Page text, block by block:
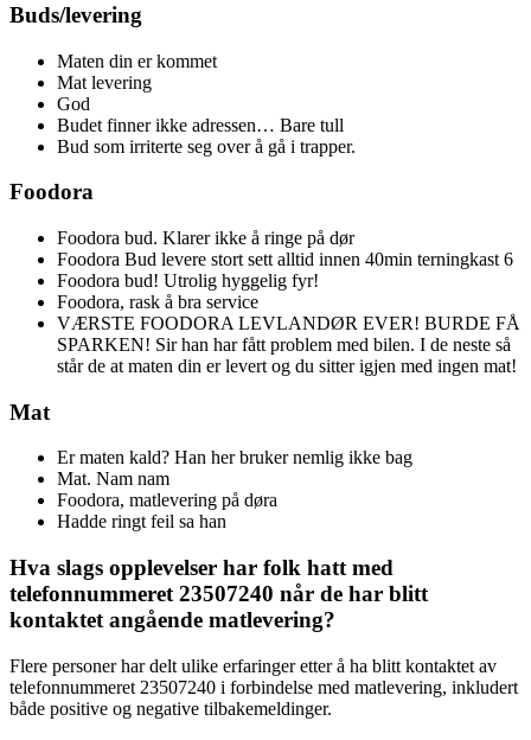
Buds/levering
Maten din er kommet
Mat levering
God
Budet finner ikke adressen… Bare tull
Bud som irriterte seg over å gå i trapper.
Foodora
Foodora bud. Klarer ikke å ringe på dør
Foodora Bud levere stort sett alltid innen 40min terningkast 6
Foodora bud! Utrolig hyggelig fyr!
Foodora, rask å bra service
VÆRSTE FOODORA LEVLANDØR EVER! BURDE FÅ
SPARKEN! Sir han har fått problem med bilen. I de neste så
står de at maten din er levert og du sitter igjen med ingen mat!
Mat
Er maten kald? Han her bruker nemlig ikke bag
Mat. Nam nam
Foodora, matlevering på døra
Hadde ringt feil sa han
Hva slags opplevelser har folk hatt med
telefonnummeret 23507240 når de har blitt
kontaktet angående matlevering?
Flere personer har delt ulike erfaringer etter å ha blitt kontaktet av
telefonnummeret 23507240 i forbindelse med matlevering, inkludert
både positive og negative tilbakemeldinger.